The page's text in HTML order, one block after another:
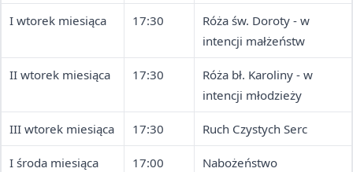
I wtorek miesiąca 17:30
Róża św. Doroty - w
intencji małżeństw
II wtorek miesiąca 17:30
Róża bł. Karoliny - w
intencji młodzieży
III wtorek miesiąca 17:30 Ruch Czystych Serc
I środa miesiąca 17:00
Nabożeństwo